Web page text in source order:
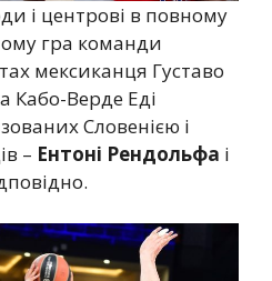
і центрові в повному
гра команди
мексиканця Густаво
Кабо-Верде Еді
Словенією і
– Ентоні Рендольфа і